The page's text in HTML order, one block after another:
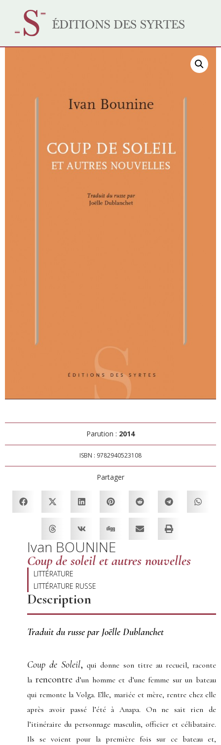
Parution : 2014
ISBN : 9782940523108
Partager
Ivan BOUNINE
Coup de soleil et autres nouvelles
LITTÉRATURE
LITTÉRATURE RUSSE
Description
Traduit du russe par Joëlle Dublanchet
Coup de Soleil,qui donne son titre au recueil, raconte
la rencontred’un homme et d’une femme sur un bateau
qui remonte la Volga. Elle, mariée et mère, rentre chez elle
après avoir passé l’été à Anapa. On ne sait rien de
l’itinéraire du personnage masculin, officier et célibataire.
Ils se voient pour la première fois sur ce bateau et,